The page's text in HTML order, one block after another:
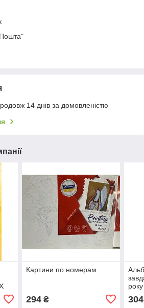
14 днів за домовленістю
Картини по номерам
294₴ 304